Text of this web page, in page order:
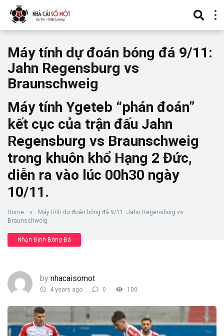
Máy tính dự đoán bóng đá 9/11:
Jahn Regensburg vs
Braunschweig
Máy tính Ygeteb “phán đoán”
kết cục của trận đấu Jahn
Regensburg vs Braunschweig
trong khuôn khổ Hạng 2 Đức,
diễn ra vào lúc 00h30 ngày
10/11.
Home »
Máy tính dự đoán bóng đá 9/11: Jahn Regensburg vs
Braunschweig
Nhận Định Bóng Đá
by nhacaisomot
4 years ago 0 100